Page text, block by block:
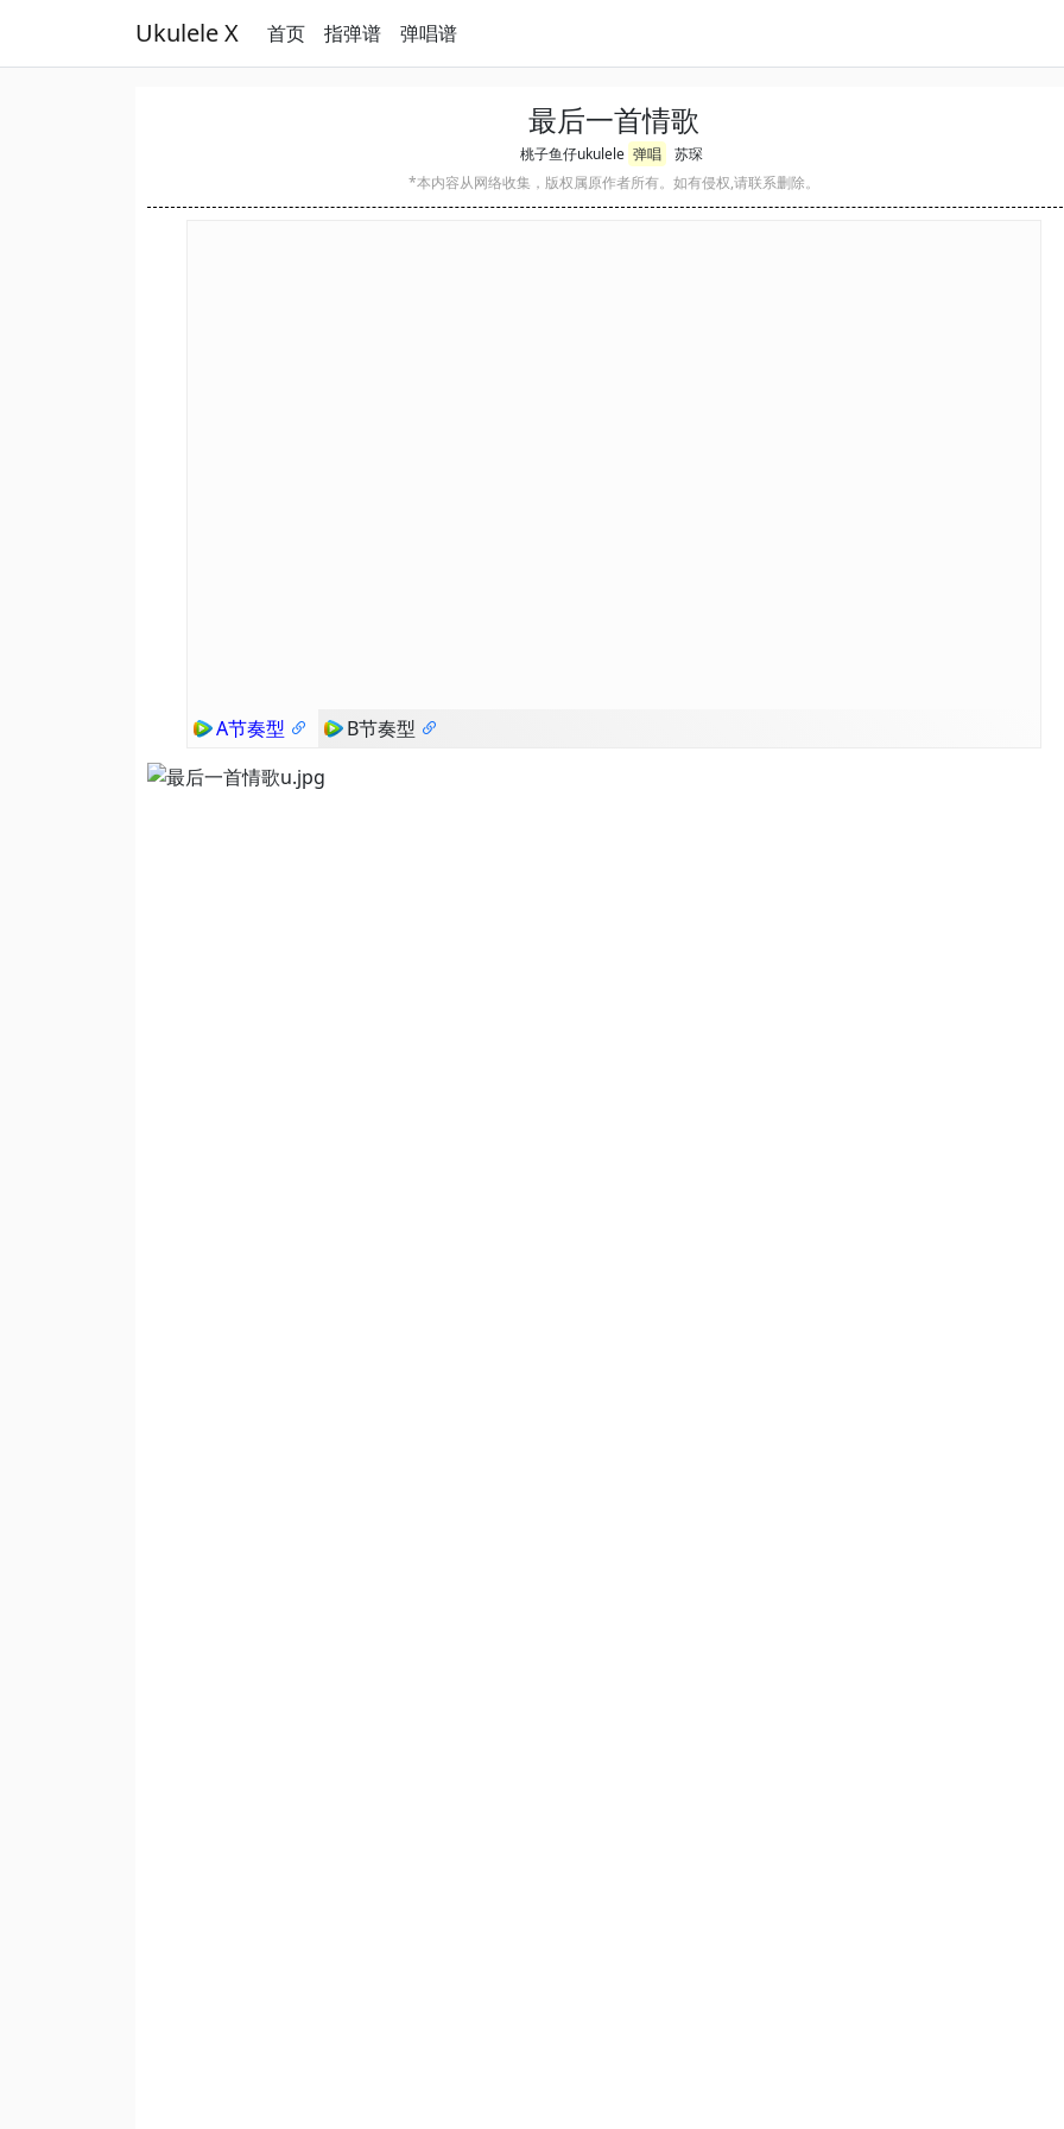
Ukulele X 首页 指弹谱 弹唱谱
最后一首情歌
桃子鱼仔ukulele 弹唱
苏琛
*本内容从网络收集，版权属原作者所有。如有侵权,请联系删除。
A节奏型 B节奏型